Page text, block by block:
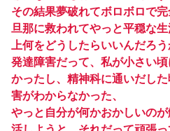
その結果夢破れてボロボロで
旦那に救われてやっと平穏な
上何をどうしたらいいんだろう
発達障害だって、私が小さい
かったし、精神科に通いだし
害がわからなかった、
やっと自分が何かおかしいの